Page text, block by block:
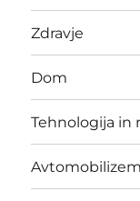
Zdravje
Dom
Tehnologija in
Avtomobilizem